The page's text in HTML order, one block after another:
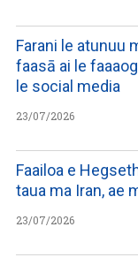
Farani le atunuu
faasā ai le
le social media
23/07/2026
Faailoa e
taua ma Iran, ae
23/07/2026